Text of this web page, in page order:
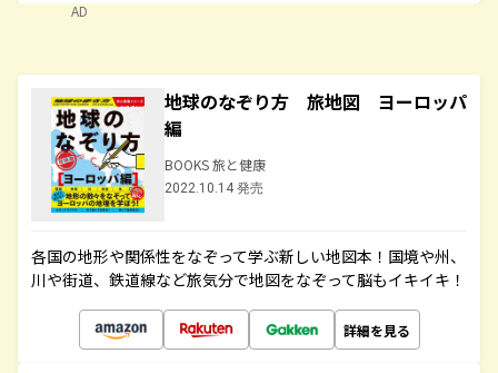
AD
地球のなぞり方 旅地図 ヨーロッパ
編
BOOKS 旅と健康
2022.10.14 発売
各国の地形や関係性をなぞって学ぶ新しい地図本！国境や州、
川や街道、鉄道線など旅気分で地図をなぞって脳もイキイキ！
詳細を見る